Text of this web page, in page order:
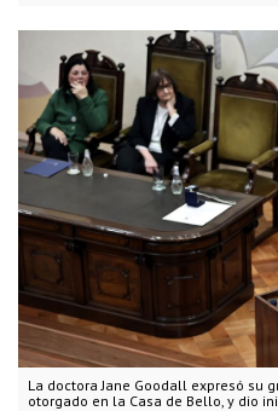
La doctora Jane Goodall expresó su
otorgado en la Casa de Bello, y dio